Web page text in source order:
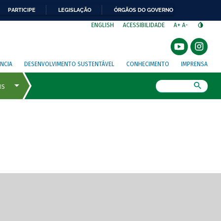
PARTICIPE LEGISLAÇÃO ÓRGÃOS DO GOVERNO
ENGLISH ACESSIBILIDADE A+ A-
DESENVOLVIMENTO SUSTENTÁVEL CONHECIMENTO IMPRENSA
de tela